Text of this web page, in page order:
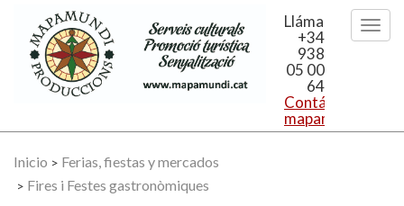
Llámanos
+34
938
05 00
64
Contáctanos:
Inicio > Ferias, fiestas y mercados
> Fires i Festes gastronòmiques